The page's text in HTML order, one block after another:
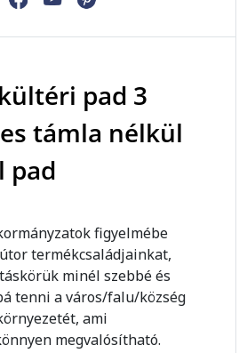
pad 3
támla nélkül
pad
figyelmébe
termékcsaládjainkat,
minél szebbé és
tenni a város/falu/község
ami
megvalósítható.